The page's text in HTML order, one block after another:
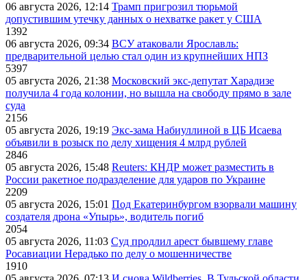
06 августа 2026, 12:14 Трамп пригрозил тюрьмой
допустившим утечку данных о нехватке ракет у США
1392
06 августа 2026, 09:34 ВСУ атаковали Ярославль:
предварительной целью стал один из крупнейших НПЗ
5397
05 августа 2026, 21:38 Московский экс-депутат Харадизе
получила 4 года колонии, но вышла на свободу прямо в зале
суда
2156
05 августа 2026, 19:19 Экс-зама Набиуллиной в ЦБ Исаева
объявили в розыск по делу хищения 4 млрд рублей
2846
05 августа 2026, 15:48 Reuters: КНДР может разместить в
России ракетное подразделение для ударов по Украине
2209
05 августа 2026, 15:01 Под Екатеринбургом взорвали машину
создателя дрона «Упырь», водитель погиб
2054
05 августа 2026, 11:03 Суд продлил арест бывшему главе
Росавиации Нерадько по делу о мошенничестве
1910